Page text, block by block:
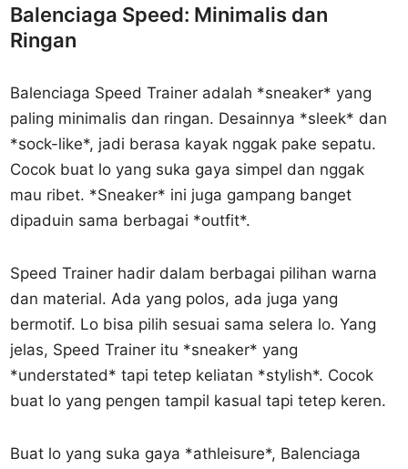
Balenciaga Speed: Minimalis dan
Ringan
Balenciaga Speed Trainer adalah *sneaker* yang
paling minimalis dan ringan. Desainnya *sleek* dan
*sock-like*, jadi berasa kayak nggak pake sepatu.
Cocok buat lo yang suka gaya simpel dan nggak
mau ribet. *Sneaker* ini juga gampang banget
dipaduin sama berbagai *outfit*.
Speed Trainer hadir dalam berbagai pilihan warna
dan material. Ada yang polos, ada juga yang
bermotif. Lo bisa pilih sesuai sama selera lo. Yang
jelas, Speed Trainer itu *sneaker* yang
*understated* tapi tetep keliatan *stylish*. Cocok
buat lo yang pengen tampil kasual tapi tetep keren.
Buat lo yang suka gaya *athleisure*, Balenciaga